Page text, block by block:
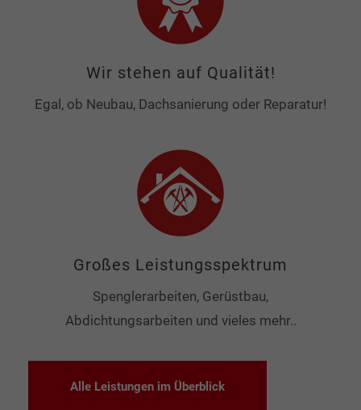
Wir stehen auf Qualität!
Egal, ob Neubau, Dachsanierung oder Reparatur!
Großes Leistungsspektrum
Spenglerarbeiten, Gerüstbau,
Abdichtungsarbeiten und vieles mehr..
Alle Leistungen im Überblick